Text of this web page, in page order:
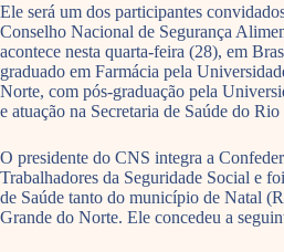
Ele será um dos participantes
Conselho Nacional de Segurança
acontece nesta quarta-feira (28), em
graduado em Farmácia pela
Norte, com pós-graduação pela
e atuação na Secretaria de Saúde do
O presidente do CNS integra a
Trabalhadores da Seguridade Social e
de Saúde tanto do município de Natal
Grande do Norte. Ele concedeu a